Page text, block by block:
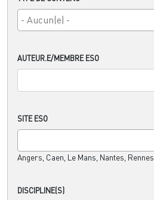
AUTEUR.E/MEMBRE ESO
SITE ESO
Angers, Caen, Le Mans, Nantes, Rennes
DISCIPLINE(S)